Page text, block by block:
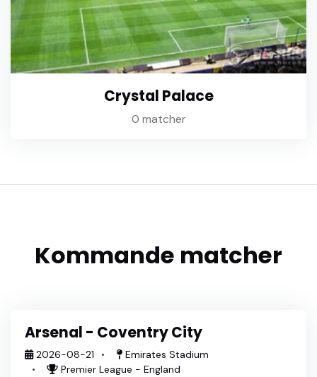
Crystal Palace
0 matcher
Kommande matcher
Arsenal - Coventry City
2026-08-21
Emirates Stadium
Premier League - England